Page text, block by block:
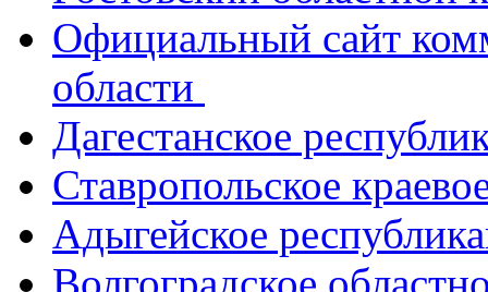
Официальный сайт
области
Дагестанское
Ставропольское
Адыгейское